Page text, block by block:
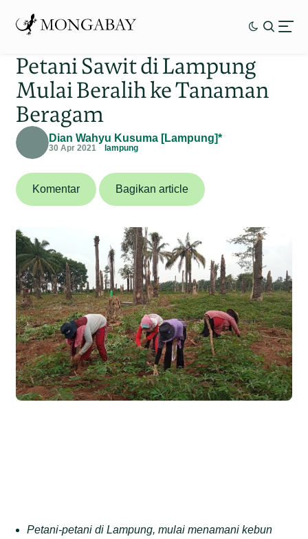
Petani Sawit di Lampung
Mulai Beralih ke Tanaman
Beragam
Dian Wahyu Kusuma [Lampung]*
30 Apr 2021 lampung
Komentar Bagikan article
Petani-petani di Lampung, mulai menamani kebun